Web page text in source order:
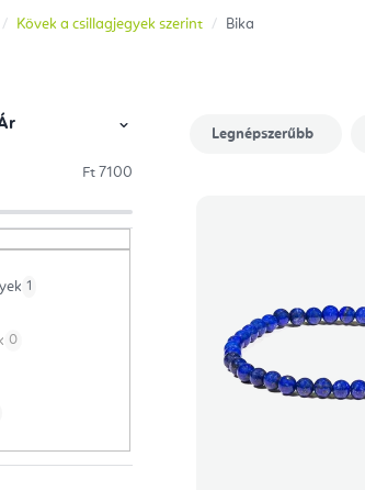
Kövek a csillagjegyek szerint Bika
Ft 7100
1
0
Legnépszerűbb